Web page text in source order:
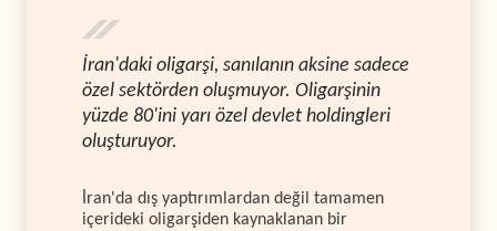
İran'daki oligarşi, sanılanın aksine sadece
özel sektörden oluşmuyor. Oligarşinin
yüzde 80'ini yarı özel devlet holdingleri
oluşturuyor.
İran'da dış yaptırımlardan değil tamamen
içerideki oligarşiden kaynaklanan bir